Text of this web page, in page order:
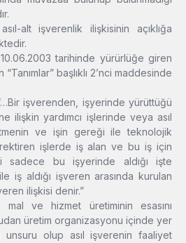
alt işverenlik ilişkisinin açıklığa
tarihinde yürürlüğe giren
başlıklı 2’nci maddesinde
işverenden, işyerinde yürüttüğü
ilişkin yardımcı işlerinde veya asıl
ve işin gereği ile teknolojik
işlerde iş alan ve bu iş için
sadece bu işyerinde aldığı işte
iş aldığı işveren arasında kurulan
ilişkisi denir.”
ve hizmet üretiminin esasını
üretim organizasyonu içinde yer
unsuru olup asıl işverenin faaliyet